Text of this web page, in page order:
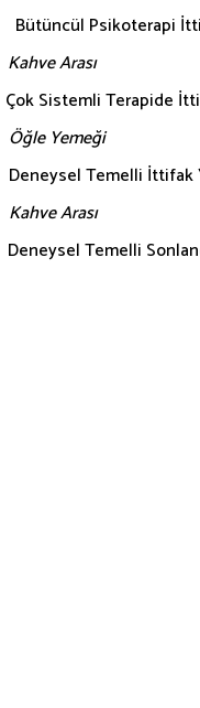
Psikoterapi
Kahve Arası
Sistemli Terapide
Öğle Yemeği
Temelli İttifak
Kahve Arası
Temelli